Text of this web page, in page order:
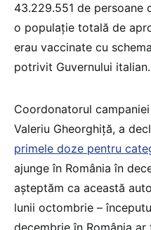
43.229.551 de persoane
o populaţie totală de
erau vaccinate cu
potrivit Guvernului italian.
Coordonatorul
Valeriu Gheorghiță, a
primele doze pentru
ajunge în România în
aşteptăm ca această
lunii octombrie –